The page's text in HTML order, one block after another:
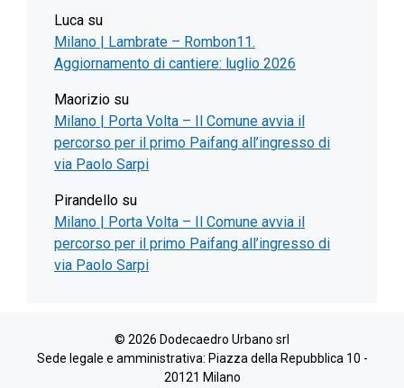
Luca su
Milano | Lambrate – Rombon11.
Aggiornamento di cantiere: luglio 2026
Maorizio su
Milano | Porta Volta – Il Comune avvia il
percorso per il primo Paifang all’ingresso di
via Paolo Sarpi
Pirandello su
Milano | Porta Volta – Il Comune avvia il
percorso per il primo Paifang all’ingresso di
via Paolo Sarpi
© 2026 Dodecaedro Urbano srl
Sede legale e amministrativa: Piazza della Repubblica 10 -
20121 Milano